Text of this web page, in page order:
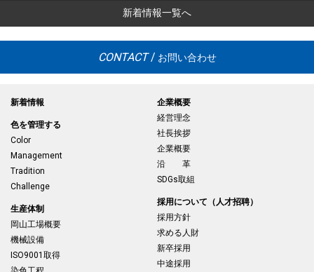
新着情報一覧へ
CONTACT/ お問い合わせ
新着情報
色を管理する
Color
Management
Tradition
Challenge
生産体制
岡山工場概要
機械設備
ISO9001取得
企業概要
経営理念
社長挨拶
企業概要
沿 革
SDGs取組
採用について（人才招聘）
採用方針
求める人財
新卒採用
中途採用